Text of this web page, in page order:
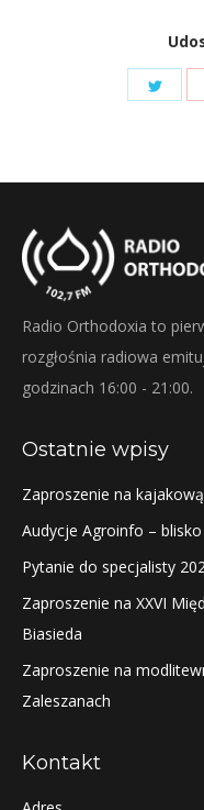
Radio Orthodoxia to
rozgłośnia radiowa
godzinach 16:00 - 21:00.
Ostatnie wpisy
Zaproszenie na
Audycje Agroinfo –
Pytanie do specjalisty
Zaproszenie na XXVI
Biasieda
Zaproszenie na
Zaleszanach
Kontakt